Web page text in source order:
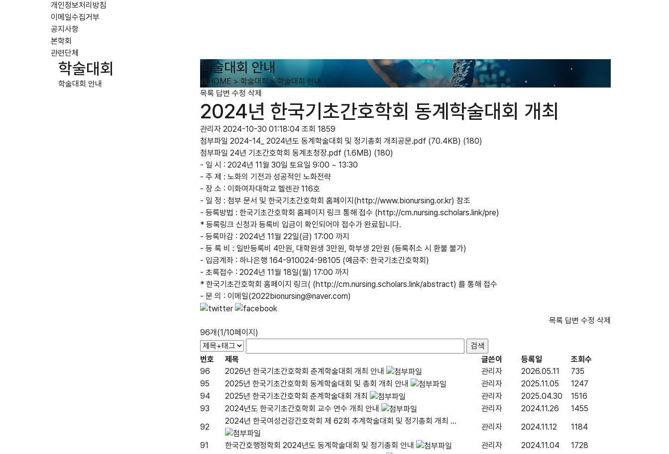
개인정보처리방침
이메일수집거부
공지사항
본학회
관련단체
학술대회
학술대회 안내
학술대회 안내
HOME > 학술대회 >학술대회 안내
목록 답변 수정 삭제
2024년 한국기초간호학회 동계학술대회 개최
관리자 2024-10-30 01:18:04 조회 1859
첨부파일 2024-14_ 2024년도 동계학술대회 및 정기총회 개최공문.pdf (70.4KB) (180)
첨부파일 24년 기초간호학회 동계초청장.pdf (1.6MB) (180)
- 일 시 : 2024년 11월 30일 토요일 9:00 ~ 13:30
- 주 제 : 노화의 기전과 성공적인 노화전략
- 장 소 : 이화여자대학교 헬렌관 116호
- 일 정 : 첨부 문서 및 한국기초간호학회 홈페이지(http://www.bionursing.or.kr) 참조
- 등록방법 : 한국기초간호학회 홈페이지 링크 통해 접수 (http://cm.nursing.scholars.link/pre)
* 등록링크 신청과 등록비 입금이 확인되어야 접수가 완료됩니다.
- 등록마감 : 2024년 11월 22일(금) 17:00 까지
- 등 록 비 : 일반등록비 4만원, 대학원생 3만원, 학부생 2만원 (등록취소 시 환불 불가)
- 입금계좌 : 하나은행 164-910024-98105 (예금주: 한국기초간호학회)
- 초록접수 : 2024년 11월 18일(월) 17:00 까지
* 한국기초간호학회 홈페이지 링크( (http://cm.nursing.scholars.link/abstract) 를 통해 접수
- 문 의 : 이메일(2022bionursing@naver.com)
목록 답변 수정 삭제
96개(1/10페이지)
번호 제목 글쓴이 등록일
조회수
96
2026년 한국기초간호학회 춘계학술대회 개최 안내 관리자 2026.05.11
735
95
2025년 한국기초간호학회 동계학술대회 및 총회 개최 안내 관리자 2025.11.05
1247
94
2025년 한국기초간호학회 춘계학술대회 개최 관리자 2025.04.30
1516
93
2024년도 한국기초간호학회 교수 연수 개최 안내 관리자 2024.11.26
1455
92
2024년 한국여성건강간호학회 제 62회 추계학술대회 및 정기총회 개최 ...
관리자 2024.11.12
1184
91
한국간호행정학회 2024년도 동계학술대회 및 정기총회 안내 관리자 2024.11.04
1728